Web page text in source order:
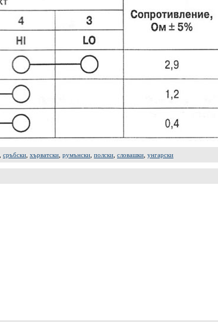
сръбски хърватски румънски полски словашки унгарски